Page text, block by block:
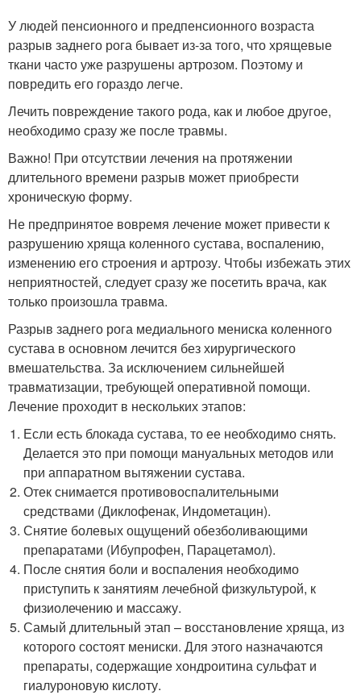
У людей пенсионного и предпенсионного возраста
разрыв заднего рога бывает из-за того, что хрящевые
ткани часто уже разрушены артрозом. Поэтому и
повредить его гораздо легче.
Лечить повреждение такого рода, как и любое другое,
необходимо сразу же после травмы.
Важно! При отсутствии лечения на протяжении
длительного времени разрыв может приобрести
хроническую форму.
Не предпринятое вовремя лечение может привести к
разрушению хряща коленного сустава, воспалению,
изменению его строения и артрозу. Чтобы избежать этих
неприятностей, следует сразу же посетить врача, как
только произошла травма.
Разрыв заднего рога медиального мениска коленного
сустава в основном лечится без хирургического
вмешательства. За исключением сильнейшей
травматизации, требующей оперативной помощи.
Лечение проходит в нескольких этапов:
Если есть блокада сустава, то ее необходимо снять.
Делается это при помощи мануальных методов или
при аппаратном вытяжении сустава.
Отек снимается противовоспалительными
средствами (Диклофенак, Индометацин).
Снятие болевых ощущений обезболивающими
препаратами (Ибупрофен, Парацетамол).
После снятия боли и воспаления необходимо
приступить к занятиям лечебной физкультурой, к
физиолечению и массажу.
Самый длительный этап – восстановление хряща, из
которого состоят мениски. Для этого назначаются
препараты, содержащие хондроитина сульфат и
гиалуроновую кислоту.